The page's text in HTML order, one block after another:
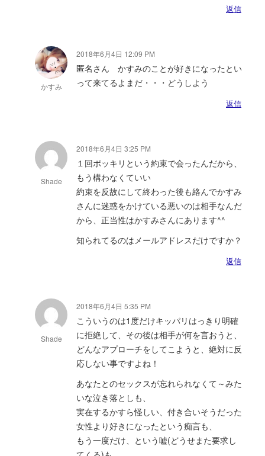
返信
かすみ
2018年6月4日 12:09 PM
匿名さん かすみのことが好きになったとい
って来てるよまだ・・・どうしよう
返信
Shade
2018年6月4日 3:25 PM
１回ポッキリという約束で会ったんだから、
もう構わなくていい
約束を反故にして終わった後も絡んでかすみ
さんに迷惑をかけている悪いのは相手なんだ
から、正当性はかすみさんにあります^^
知られてるのはメールアドレスだけですか？
返信
Shade
2018年6月4日 5:35 PM
こういうのは1度だけキッパリはっきり明確
に拒絶して、その後は相手が何を言おうと、
どんなアプローチをしてこようと、絶対に反
応しない事ですよね！
あなたとのセックスが忘れられなくて～みた
いな泣き落としも、
実在するかすら怪しい、付き合いそうだった
女性より好きになったという痴言も、
もう一度だけ、という嘘(どうせまた要求し